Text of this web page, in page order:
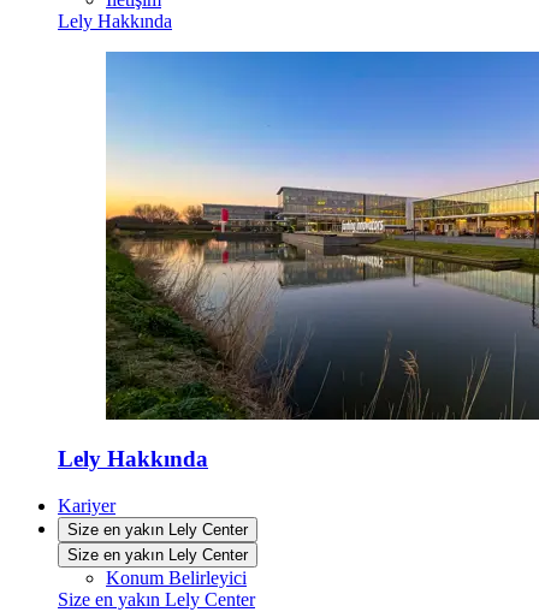
Lely Hakkında
Lely Hakkında
Kariyer
Size en yakın Lely Center
Size en yakın Lely Center
Konum Belirleyici
Size en yakın Lely Center